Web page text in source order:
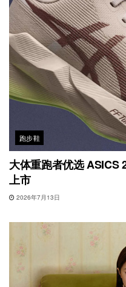
跑步鞋
大体重跑者优选 ASICS
上市
2026年7月13日